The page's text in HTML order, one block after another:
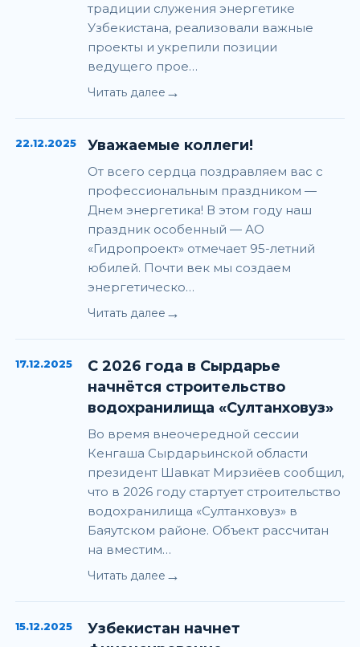
традиции служения энергетике
Узбекистана, реализовали важные
проекты и укрепили позиции
ведущего прое…
Читать далее →
22.12.2025 Уважаемые коллеги!
От всего сердца поздравляем вас с
профессиональным праздником —
Днем энергетика! В этом году наш
праздник особенный — АО
«Гидропроект» отмечает 95-летний
юбилей. Почти век мы создаем
энергетическо…
Читать далее →
17.12.2025
С 2026 года в Сырдарье
начнётся строительство
водохранилища «Султанховуз»
Во время внеочередной сессии
Кенгаша Сырдарьинской области
президент Шавкат Мирзиёев сообщил,
что в 2026 году стартует строительство
водохранилища «Султанховуз» в
Баяутском районе. Объект рассчитан
на вместим…
Читать далее →
15.12.2025
Узбекистан начнет